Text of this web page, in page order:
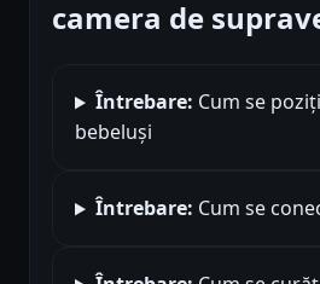
camera de
Întrebare: Cum se
bebeluși
Întrebare: Cum se